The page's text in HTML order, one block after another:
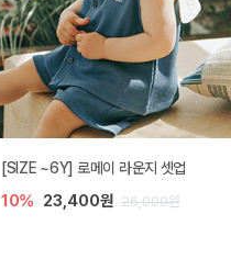
[SIZE ~6Y] 로메이 라운지 셋업
10% 23,400원 26,000원